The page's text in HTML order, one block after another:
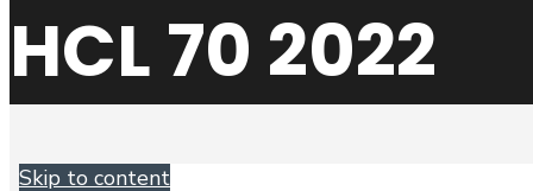
HCL 70 2022